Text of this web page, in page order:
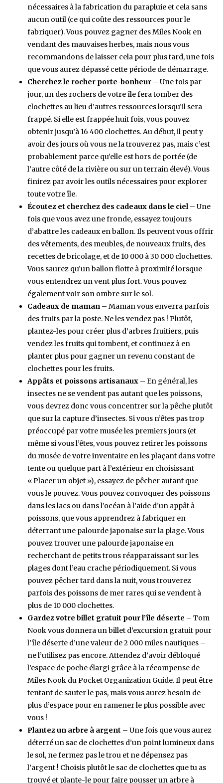
nécessaires à la fabrication du parapluie et cela sans
aucun outil (ce qui coûte des ressources pour le
fabriquer). Vous pouvez gagner des Miles Nook en
vendant des mauvaises herbes, mais nous vous
recommandons de laisser cela pour plus tard, une fois
que vous aurez dépassé cette période de démarrage.
Cherchez le rocher porte-bonheur – Une fois par
jour, un des rochers de votre île fera tomber des
clochettes au lieu d’autres ressources lorsqu’il sera
frappé. Si elle est frappée huit fois, vous pouvez
obtenir jusqu’à 16 400 clochettes. Au début, il peut y
avoir des jours où vous ne la trouverez pas, mais c’est
probablement parce qu’elle est hors de portée (de
l’autre côté de la rivière ou sur un terrain élevé). Vous
finirez par avoir les outils nécessaires pour explorer
toute votre île.
Écoutez et cherchez des cadeaux dans le ciel– Une
fois que vous avez une fronde, essayez toujours
d’abattre les cadeaux en ballon. Ils peuvent vous offrir
des vêtements, des meubles, de nouveaux fruits, des
recettes de bricolage, et de 10 000 à 30 000 clochettes.
Vous saurez qu’un ballon flotte à proximité lorsque
vous entendrez un vent plus fort. Vous pouvez
également voir son ombre sur le sol.
Cadeaux de maman – Maman vous enverra parfois
des fruits par la poste. Ne les vendez pas ! Plutôt,
plantez-les pour créer plus d’arbres fruitiers, puis
vendez les fruits qui tombent, et continuez à en
planter plus pour gagner un revenu constant de
clochettes pour les fruits.
Appâts et poissons artisanaux – En général, les
insectes ne se vendent pas autant que les poissons,
vous devrez donc vous concentrer sur la pêche plutôt
que sur la capture d’insectes. Si vous n’êtes pas trop
préoccupé par votre musée les premiers jours (et
même si vous l’êtes, vous pouvez retirer les poissons
du musée de votre inventaire en les plaçant dans votre
tente ou quelque part à l’extérieur en choisissant
« Placer un objet »), essayez de pêcher autant que
vous le pouvez. Vous pouvez convoquer des poissons
dans les lacs ou dans l’océan à l’aide d’un appât à
poissons, que vous apprendrez à fabriquer en
déterrant une palourde japonaise sur la plage. Vous
pouvez trouver une palourde japonaise en
recherchant de petits trous réapparaissant sur les
plages dont l’eau crache périodiquement. Si vous
pouvez pêcher tard dans la nuit, vous trouverez
parfois des poissons de mer rares qui se vendent à
plus de 10 000 clochettes.
Gardez votre billet gratuit pour l’île déserte – Tom
Nook vous donnera un billet d’excursion gratuit pour
l’île déserte d’une valeur de 2 000 miles nautiques –
ne l’utilisez pas encore. Attendez d’avoir débloqué
l’espace de poche élargi grâce à la récompense de
Miles Nook du Pocket Organization Guide. Il peut être
tentant de sauter le pas, mais vous aurez besoin de
plus d’espace pour en ramener le plus possible avec
vous !
Plantez un arbre à argent – Une fois que vous aurez
déterré un sac de clochettes d’un point lumineux dans
le sol, ne fermez pas le trou et ne dépensez pas
l’argent ! Choisis plutôt le sac de clochettes que tu as
trouvé et plante-le pour faire pousser un arbre à